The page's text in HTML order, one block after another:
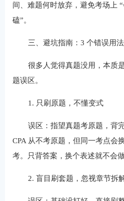
间、难题何时放弃，避免考场上
磕”。
三、避坑指南：3 个错误用
很多人觉得真题没用，本质
题误区。
1. 只刷原题，不懂变式
误区：指望真题考原题，背
CPA 从不考原题，但同一考点会
考。只背答案，换个表述就不会
2. 盲目刷套题，忽视章节拆